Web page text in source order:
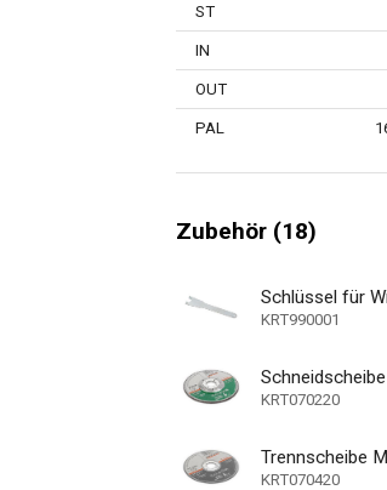
Handbuch mitgeliefert
Ladegeräte - Ladekabel
Schutzvorrichtung
Schnellwechsel-Kohlebürsten
Schnellklemmsystem
Schnellspanner -
ST
IN
OUT
PAL
Zubehör (18)
Schlüssel für
KRT990001
KRT070220
Trennscheibe
KRT070420